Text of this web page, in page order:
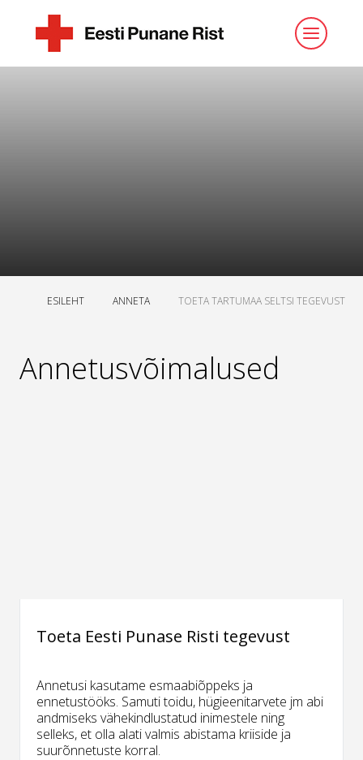
ESILEHT ANNETA TOETA TARTUMAA SELTSI TEGEVUST
Annetusvõimalused
Toeta Eesti Punase Risti tegevust
Annetusi kasutame esmaabiõppeks ja
ennetustööks. Samuti toidu, hügieenitarvete jm abi
andmiseks vähekindlustatud inimestele ning
selleks, et olla alati valmis abistama kriiside ja
suurõnnetuste korral.